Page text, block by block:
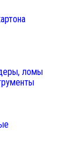
ломы